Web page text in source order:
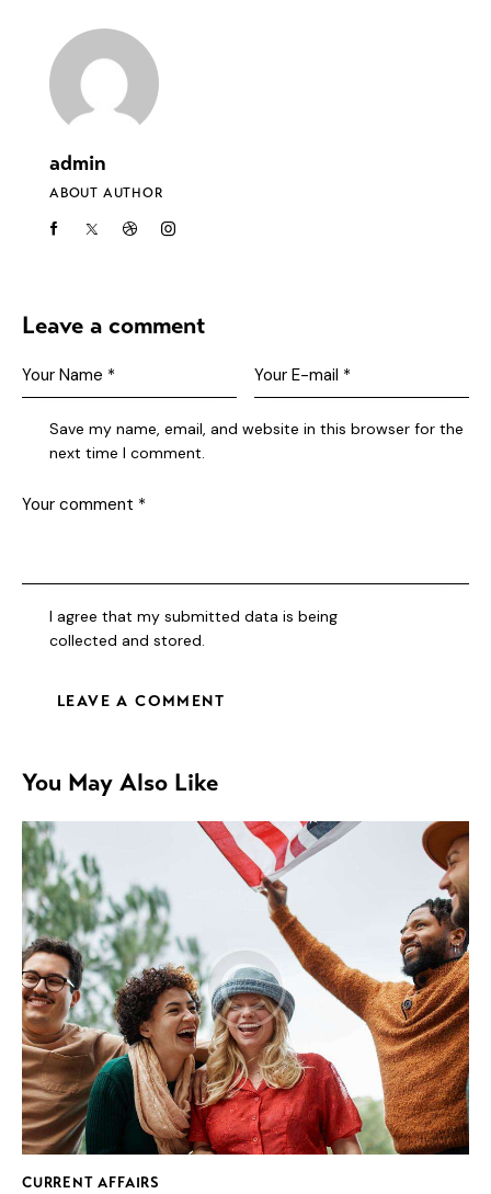
admin
ABOUT AUTHOR
Leave a comment
Save my name, email, and website in this browser for the
next time I comment.
I agree that my submitted data is being
collected and stored.
You May Also Like
CURRENT AFFAIRS